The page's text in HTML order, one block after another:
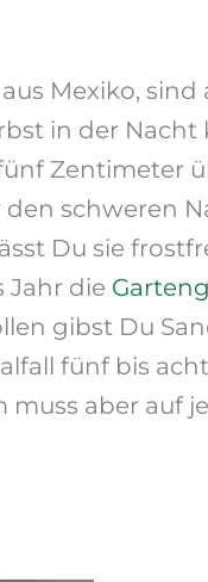
Mexiko,
in der
Zentimeter
schweren
Du sie
Jahr die
gibst Du
fünf bis
muss aber auf